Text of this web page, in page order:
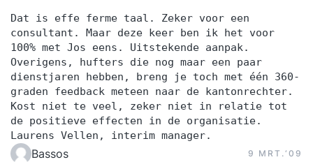
Dat is effe ferme taal. Zeker voor een
consultant. Maar deze keer ben ik het voor
100% met Jos eens. Uitstekende aanpak.
Overigens, hufters die nog maar een paar
dienstjaren hebben, breng je toch met één 360-
graden feedback meteen naar de kantonrechter.
Kost niet te veel, zeker niet in relatie tot
de positieve effecten in de organisatie.
Laurens Vellen, interim manager.
Bassos 9 MRT.‘09